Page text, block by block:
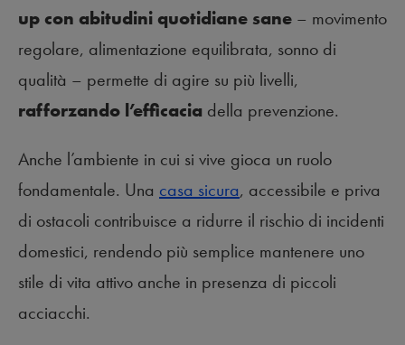
up con abitudini quotidiane sane – movimento
regolare, alimentazione equilibrata, sonno di
qualità – permette di agire su più livelli,
rafforzando l’efficacia della prevenzione.
Anche l’ambiente in cui si vive gioca un ruolo
fondamentale. Una casa sicura, accessibile e priva
di ostacoli contribuisce a ridurre il rischio di incidenti
domestici, rendendo più semplice mantenere uno
stile di vita attivo anche in presenza di piccoli
acciacchi.